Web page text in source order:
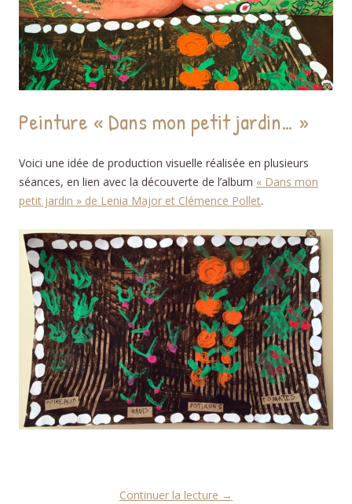
Peinture « Dans mon petit jardin… »
Voici une idée de production visuelle réalisée en plusieurs
séances, en lien avec la découverte de l’album « Dans mon
petit jardin » de Lenia Major et Clémence Pollet.
Continuer la lecture →